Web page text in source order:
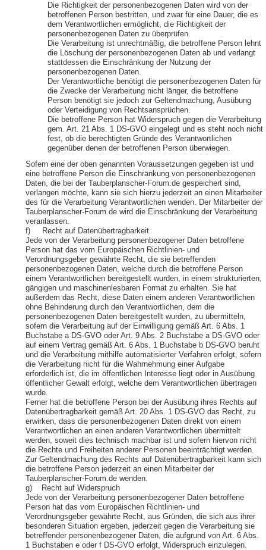
Die Richtigkeit der personenbezogenen Daten wird von der
betroffenen Person bestritten, und zwar für eine Dauer, die es
dem Verantwortlichen ermöglicht, die Richtigkeit der
personenbezogenen Daten zu überprüfen.
Die Verarbeitung ist unrechtmäßig, die betroffene Person lehnt
die Löschung der personenbezogenen Daten ab und verlangt
stattdessen die Einschränkung der Nutzung der
personenbezogenen Daten.
Der Verantwortliche benötigt die personenbezogenen Daten für
die Zwecke der Verarbeitung nicht länger, die betroffene
Person benötigt sie jedoch zur Geltendmachung, Ausübung
oder Verteidigung von Rechtsansprüchen.
Die betroffene Person hat Widerspruch gegen die Verarbeitung
gem. Art. 21 Abs. 1 DS-GVO eingelegt und es steht noch nicht
fest, ob die berechtigten Gründe des Verantwortlichen
gegenüber denen der betroffenen Person überwiegen.
Sofern eine der oben genannten Voraussetzungen gegeben ist und
eine betroffene Person die Einschränkung von personenbezogenen
Daten, die bei der Tauberplanscher-Forum.de gespeichert sind,
verlangen möchte, kann sie sich hierzu jederzeit an einen Mitarbeiter
des für die Verarbeitung Verantwortlichen wenden. Der Mitarbeiter der
Tauberplanscher-Forum.de wird die Einschränkung der Verarbeitung
veranlassen.
f) Recht auf Datenübertragbarkeit
Jede von der Verarbeitung personenbezogener Daten betroffene
Person hat das vom Europäischen Richtlinien- und
Verordnungsgeber gewährte Recht, die sie betreffenden
personenbezogenen Daten, welche durch die betroffene Person
einem Verantwortlichen bereitgestellt wurden, in einem strukturierten,
gängigen und maschinenlesbaren Format zu erhalten. Sie hat
außerdem das Recht, diese Daten einem anderen Verantwortlichen
ohne Behinderung durch den Verantwortlichen, dem die
personenbezogenen Daten bereitgestellt wurden, zu übermitteln,
sofern die Verarbeitung auf der Einwilligung gemäß Art. 6 Abs. 1
Buchstabe a DS-GVO oder Art. 9 Abs. 2 Buchstabe a DS-GVO oder
auf einem Vertrag gemäß Art. 6 Abs. 1 Buchstabe b DS-GVO beruht
und die Verarbeitung mithilfe automatisierter Verfahren erfolgt, sofern
die Verarbeitung nicht für die Wahrnehmung einer Aufgabe
erforderlich ist, die im öffentlichen Interesse liegt oder in Ausübung
öffentlicher Gewalt erfolgt, welche dem Verantwortlichen übertragen
wurde.
Ferner hat die betroffene Person bei der Ausübung ihres Rechts auf
Datenübertragbarkeit gemäß Art. 20 Abs. 1 DS-GVO das Recht, zu
erwirken, dass die personenbezogenen Daten direkt von einem
Verantwortlichen an einen anderen Verantwortlichen übermittelt
werden, soweit dies technisch machbar ist und sofern hiervon nicht
die Rechte und Freiheiten anderer Personen beeinträchtigt werden.
Zur Geltendmachung des Rechts auf Datenübertragbarkeit kann sich
die betroffene Person jederzeit an einen Mitarbeiter der
Tauberplanscher-Forum.de wenden.
g) Recht auf Widerspruch
Jede von der Verarbeitung personenbezogener Daten betroffene
Person hat das vom Europäischen Richtlinien- und
Verordnungsgeber gewährte Recht, aus Gründen, die sich aus ihrer
besonderen Situation ergeben, jederzeit gegen die Verarbeitung sie
betreffender personenbezogener Daten, die aufgrund von Art. 6 Abs.
1 Buchstaben e oder f DS-GVO erfolgt, Widerspruch einzulegen.